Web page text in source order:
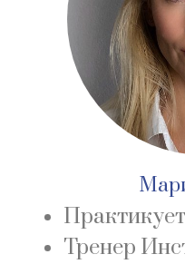
Тренер